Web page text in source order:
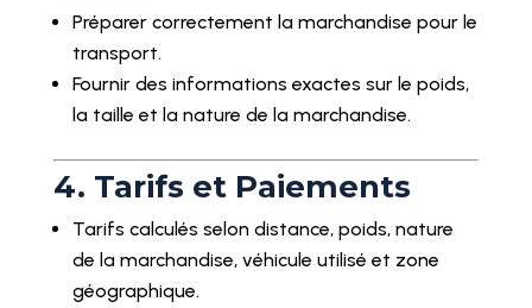
Préparer correctement la marchandise pour le
transport.
Fournir des informations exactes sur le poids,
la taille et la nature de la marchandise.
4. Tarifs et Paiements
Tarifs calculés selon distance, poids, nature
de la marchandise, véhicule utilisé et zone
géographique.